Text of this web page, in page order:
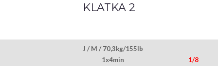
KLATKA 2
J / M / 70,3kg/155lb
1x4min
1/8